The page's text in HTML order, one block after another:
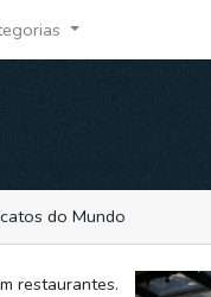
do Mundo
restaurantes.